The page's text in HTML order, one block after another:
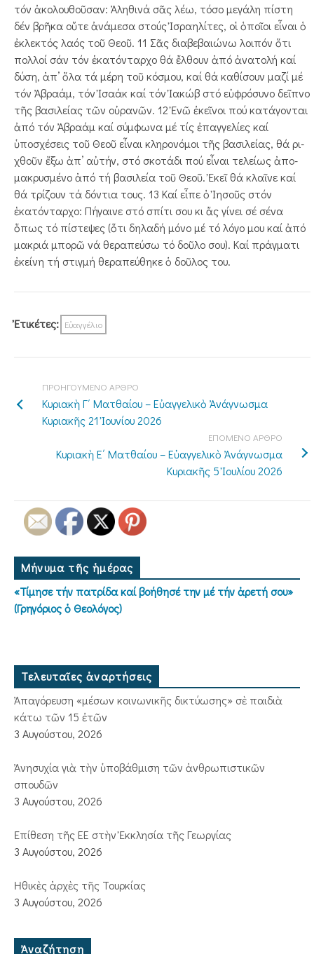
τόν ἀκολουθοῦσαν: Ἀλη­­θινά σᾶς λέω, τόσο μεγάλη πίστη
δέν βρῆκα οὔτε ἀνάμεσα στούς Ἰσραηλίτες, οἱ ὁποῖοι εἶναι ὁ
ἐκλεκτός λαός τοῦ Θεοῦ. 11 Σᾶς διαβεβαιώνω λοιπόν ὅτι
πολλοί σάν τόν ἑκα­τόν­ταρχο θά ἔλθουν ἀπό ἀνατολή καί
δύση, ἀπ’ ὅλα τά μέρη τοῦ κόσμου, καί θά καθίσουν μαζί μέ
τόν Ἀβραάμ, τόν Ἰσαάκ καί τόν Ἰακώβ στό εὐφρόσυνο δεῖπνο
τῆς βασιλείας τῶν οὐρανῶν. 12 Ἐνῶ ἐκεῖνοι πού κατάγονται
ἀπό τόν Ἀβραάμ καί σύμφωνα μέ τίς ἐπαγγελίες καί
ὑποσχέσεις τοῦ Θεοῦ εἶναι κληρονόμοι τῆς βασιλείας, θά ρι­
χθοῦν ἔξω ἀπ’ αὐτήν, στό σκοτάδι πού εἶναι τελείως ἀπο­
μακρυσμένο ἀπό τή βασιλεία τοῦ Θεοῦ. Ἐκεῖ θά κλαῖνε καί
θά τρίζουν τά δόντια τους. 13 Καί εἶπε ὁ Ἰησοῦς στόν
ἑκατόνταρχο: Πήγαινε στό σπίτι σου κι ἄς γίνει σέ σένα
ὅπως τό πίστεψες (ὅτι δηλαδή μόνο μέ τό λόγο μου καί ἀπό
μακριά μπορῶ νά θεραπεύσω τό δοῦ­λο σου). Καί πράγματι
ἐκείνη τή στιγμή θεραπεύθηκε ὁ δοῦλος του.
Ἐτικέτες: Εὐαγγέλιο
ΠΡΟΗΓΟΥΜΕΝΟ ΑΡΘΡΟ
Κυριακὴ Γ΄ Ματθαίου – Εὐαγγελικὸ Ἀνάγνωσμα
Κυριακῆς 21 Ἰουνίου 2026
ΕΠΟΜΕΝΟ ΑΡΘΡΟ
Κυριακὴ E΄ Ματθαίου – Εὐαγγελικὸ Ἀνάγνωσμα
Κυριακῆς 5 Ἰουλίου 2026
Μήνυμα τῆς ἡμέρας
«Τίμησε τήν πατρίδα καί βοήθησέ την μέ τήν ἀρετή σου»
(Γρηγόριος ὁ Θεολόγος)
Τελευταῖες ἀναρτήσεις
Ἀπαγόρευση «μέσων κοινωνικῆς δικτύωσης» σὲ παιδιὰ
κάτω τῶν 15 ἐτῶν
3 Αυγούστου, 2026
Ἀνησυχία γιὰ τὴν ὑποβάθμιση τῶν ἀνθρωπιστικῶν
σπουδῶν
3 Αυγούστου, 2026
Ἐπίθεση τῆς ΕΕ στὴν Ἐκκλησία τῆς Γεωργίας
3 Αυγούστου, 2026
Ἠθικὲς ἀρχὲς τῆς Τουρκίας
3 Αυγούστου, 2026
Ἀναζήτηση